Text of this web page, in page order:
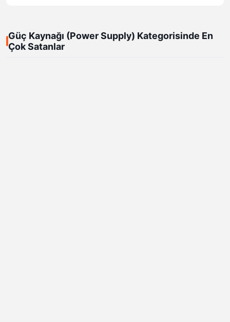
Güç Kaynağı (Power Supply) Kategorisinde En
Çok Satanlar